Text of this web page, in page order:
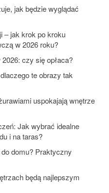
jak będzie wyglądać
– jak krok po kroku
w 2026 roku?
czy się opłaca?
te obrazy tak
uspokajają wnętrze
Jak wybrać idealne
i na taras?
domu? Praktyczny
będą najlepszym